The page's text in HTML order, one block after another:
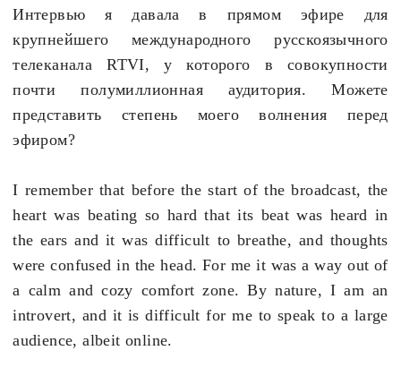
Интервью я давала в прямом эфире для
крупнейшего международного русскоязычного
телеканалаRTVI, у которого в совокупности
почти полумиллионная аудитория. Можете
представить
степень моего волнения
перед
эфиром?
I remember that before the start of the broadcast, the
heart was beating so hard that its beat was heard in
the ears and it was difficult to breathe, and thoughts
were confused in the head. For me it was a way out of
a calm and cozy comfort zone. By nature, I am an
introvert, and it is difficult for me to speak to a large
audience, albeit online.